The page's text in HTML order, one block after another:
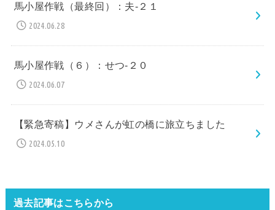
馬小屋作戦（最終回）：夫-２１
2024.06.28
馬小屋作戦（６）：せつ-２０
2024.06.07
【緊急寄稿】ウメさんが虹の橋に旅立ちました
2024.05.10
過去記事はこちらから